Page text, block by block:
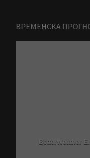
ВРЕМЕНСКА
BetterWeather